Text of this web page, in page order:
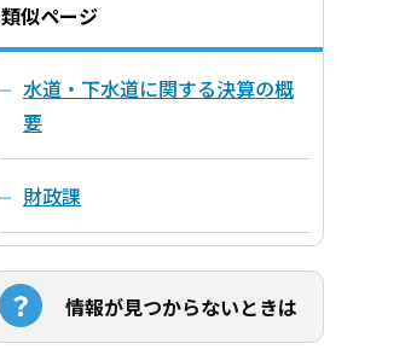
類似ページ
水道・下水道に関する決算の概
要
財政課
情報が見つからないときは